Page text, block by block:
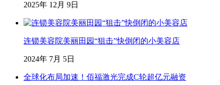
2025年 12月 9日
连锁美容院美丽田园“狙击”快倒闭的小美容店
2024年 7月 5日
全球化布局加速！佰福激光完成C轮超亿元融资